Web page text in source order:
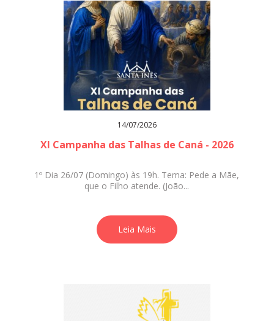
14/07/2026
XI Campanha das Talhas de Caná - 2026
1º Dia 26/07 (Domingo) às 19h. Tema: Pede a Mãe,
que o Filho atende. (João...
Leia Mais